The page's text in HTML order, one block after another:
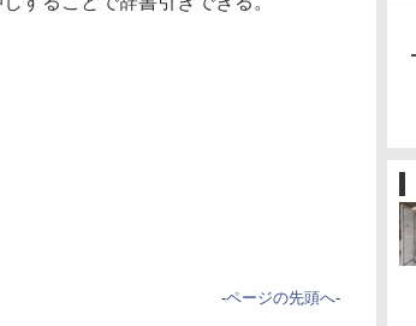
-ページの先頭へ-